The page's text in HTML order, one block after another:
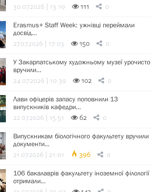
30.07.2026 | 13:19 111 0
Erasmus+ Staff Week: ужнівці переймали
досвід…
27.07.2026 | 17:03 150 0
У Закарпатському художньому музеї урочисто
вручили…
24.07.2026 | 10:39 102 0
Лави офіцерів запасу поповнили 13
випускників кафедри…
22.07.2026 | 15:51 62 0
Випускникам біологічного факультету вручили
документи…
21.07.2026 | 21:01 396 0
106 бакалаврів факультету іноземної філології
отримали…